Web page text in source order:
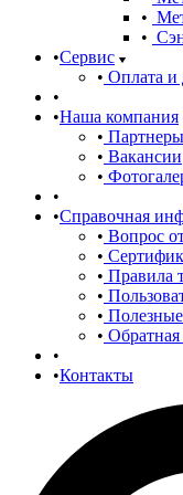
Сервис
Оплата и
Наша компания
Партнеры
Вакансии
Справочная
Вопрос
Правила
Полезные
Обратная
Контакты